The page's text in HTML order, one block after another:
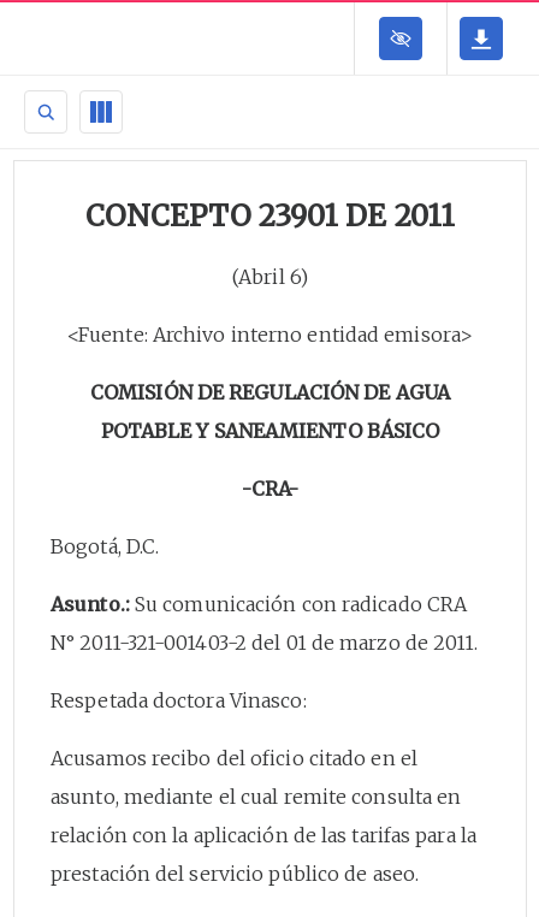
CONCEPTO 23901 DE 2011
(Abril 6)
<Fuente: Archivo interno entidad emisora>
COMISIÓN DE REGULACIÓN DE AGUA
POTABLE Y SANEAMIENTO BÁSICO
-CRA-
Bogotá, D.C.
Asunto.: Su comunicación con radicado CRA
N° 2011-321-001403-2 del 01 de marzo de 2011.
Respetada doctora Vinasco:
Acusamos recibo del oficio citado en el
asunto, mediante el cual remite consulta en
relación con la aplicación de las tarifas para la
prestación del servicio público de aseo.